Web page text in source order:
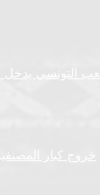
يدخل تربصا
المصنفين يصنع